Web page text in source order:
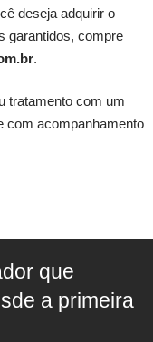
deseja adquirir o
garantidos, compre
.
tratamento com um
com acompanhamento
que
a primeira